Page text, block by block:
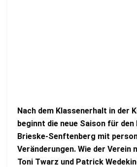
Nach dem Klassenerhalt in der
beginnt die neue Saison für den
Brieske-Senftenberg mit
Veränderungen. Wie der
Toni Twarz und Patrick